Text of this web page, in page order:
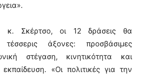
Σκέρτσο, οι 12 δράσεις θα
άξονες: προσβάσιμες
στέγαση, κινητικότητα και
«Οι πολιτικές για την